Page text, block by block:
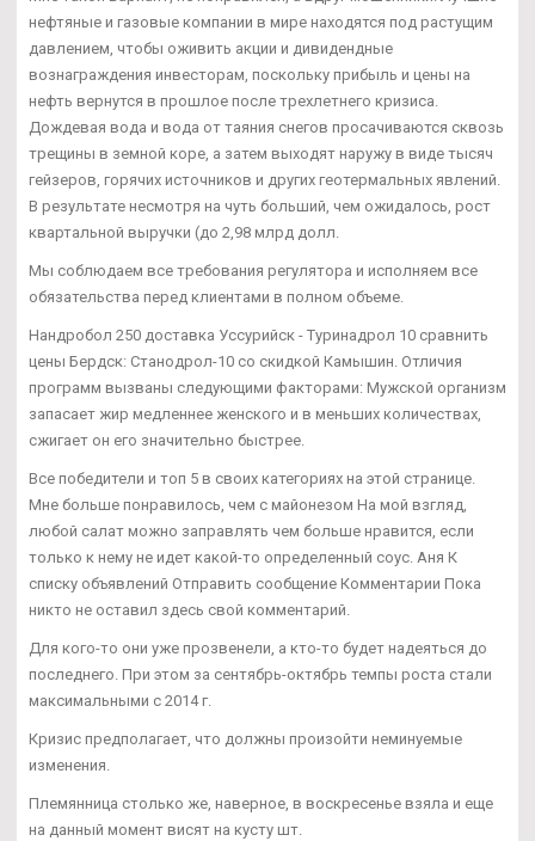
нефтяные и газовые компании в мире находятся под растущим
давлением, чтобы оживить акции и дивидендные
вознаграждения инвесторам, поскольку прибыль и цены на
нефть вернутся в прошлое после трехлетнего кризиса.
Дождевая вода и вода от таяния снегов просачиваются сквозь
трещины в земной коре, а затем выходят наружу в виде тысяч
гейзеров, горячих источников и других геотермальных явлений.
В результате несмотря на чуть больший, чем ожидалось, рост
квартальной выручки (до 2,98 млрд долл.
Мы соблюдаем все требования регулятора и исполняем все
обязательства перед клиентами в полном объеме.
Нандробол 250 доставка Уссурийск - Туринадрол 10 сравнить
цены Бердск: Станодрол-10 со скидкой Камышин. Отличия
программ вызваны следующими факторами: Мужской организм
запасает жир медленнее женского и в меньших количествах,
сжигает он его значительно быстрее.
Все победители и топ 5 в своих категориях на этой странице.
Мне больше понравилось, чем с майонезом На мой взгляд,
любой салат можно заправлять чем больше нравится, если
только к нему не идет какой-то определенный соус. Аня К
списку объявлений Отправить сообщение Комментарии Пока
никто не оставил здесь свой комментарий.
Для кого-то они уже прозвенели, а кто-то будет надеяться до
последнего. При этом за сентябрь-октябрь темпы роста стали
максимальными с 2014 г.
Кризис предполагает, что должны произойти неминуемые
изменения.
Племянница столько же, наверное, в воскресенье взяла и еще
на данный момент висят на кусту шт.